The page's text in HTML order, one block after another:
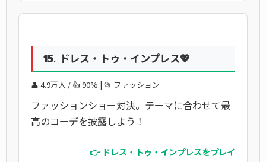
15. ドレス・トゥ・インプレス💖
👤 4.9万人 / 👍 90% | 📂 ファッション
ファッションショー対決。テーマに合わせて最
高のコーデを披露しよう！
👉 ドレス・トゥ・インプレスをプレイ